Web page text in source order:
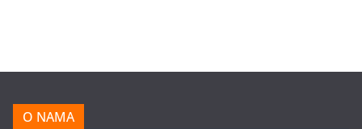
O NAMA